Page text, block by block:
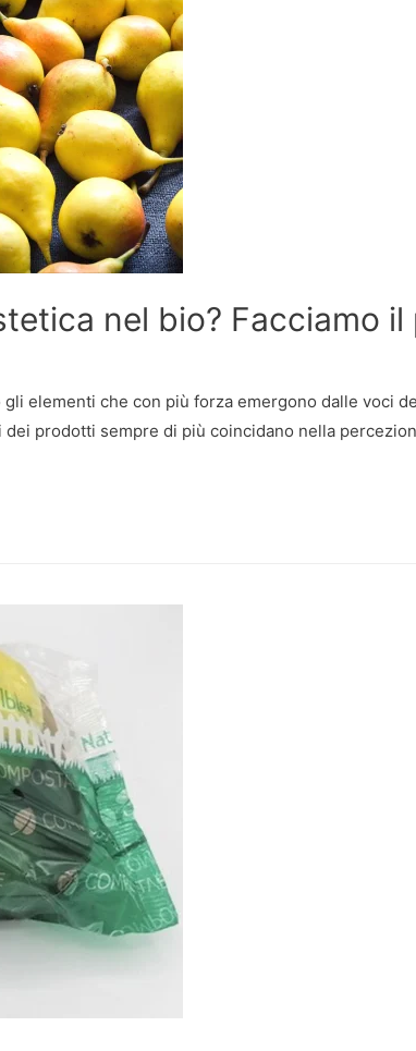
nel bio? Facciamo il
elementi che con più forza emergono dalle voci
prodotti sempre di più coincidano nella